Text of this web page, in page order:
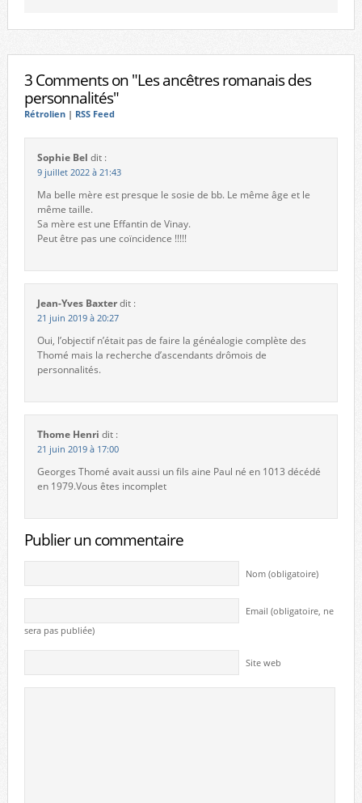
3 Comments on "Les ancêtres romanais des
personnalités"
Rétrolien| RSS Feed
Sophie Bel dit :
9 juillet 2022 à 21:43
Ma belle mère est presque le sosie de bb. Le même âge et le
même taille.
Sa mère est une Effantin de Vinay.
Peut être pas une coïncidence !!!!!
Jean-Yves Baxterdit :
21 juin 2019 à 20:27
Oui, l’objectif n’était pas de faire la généalogie complète des
Thomé mais la recherche d’ascendants drômois de
personnalités.
Thome Henri dit :
21 juin 2019 à 17:00
Georges Thomé avait aussi un fils aine Paul né en 1013 décédé
en 1979.Vous êtes incomplet
Publier un commentaire
Nom (obligatoire)
Email (obligatoire, ne
sera pas publiée)
Site web